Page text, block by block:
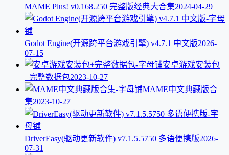
MAME Plus! v0.168.250 完整版经典大合集2024-04-29
Godot Engine(开源跨平台游戏引擎) v4.7.1 中文版2026-
07-15
安卓游戏安装包
+完整数据包2023-10-27
MAME中文典藏版合
集2023-10-27
DriverEasy(驱动更新软件) v7.1.5.5750 多语便携版2026-
07-31